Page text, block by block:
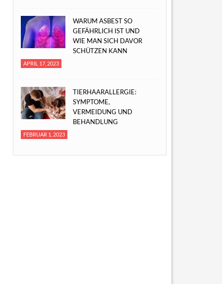
WARUM ASBEST SO
GEFÄHRLICH IST UND
WIE MAN SICH DAVOR
SCHÜTZEN KANN
APRIL 17, 2023
TIERHAARALLERGIE:
SYMPTOME,
VERMEIDUNG UND
BEHANDLUNG
FEBRUAR 1, 2023